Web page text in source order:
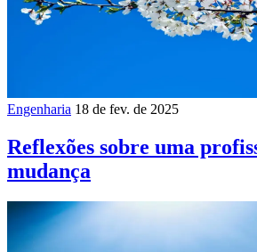
Engenharia 18 de fev. de 2025
Reflexões sobre uma
mudança